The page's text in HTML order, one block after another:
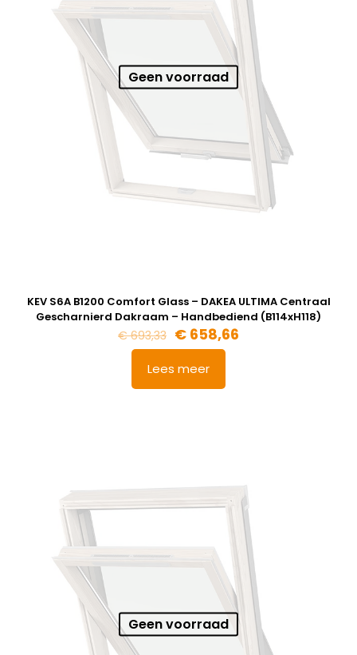
Geen voorraad
KEV S6A B1200 Comfort Glass – DAKEA ULTIMA Centraal
Gescharnierd Dakraam – Handbediend (B114xH118)
€693,33 Oorspronkelijke
prijs
was:
€ 693,33.
€ 658,66
Lees meer
Geen voorraad